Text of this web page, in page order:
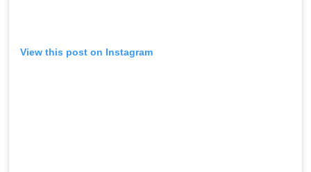
View this post on Instagram